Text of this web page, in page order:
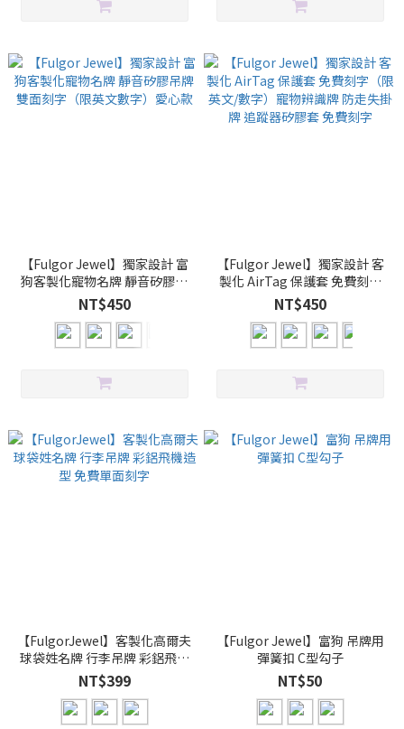
【Fulgor Jewel】獨家設計 富
狗客製化寵物名牌 靜音矽膠吊
牌 雙面刻字（限英文數字）愛
心款
NT$450
【Fulgor Jewel】獨家設計 客
製化 AirTag 保護套 免費刻字
（限英文/數字）寵物辨識牌 防
走失掛牌 追蹤器矽膠套 免費刻
字
NT$450
【FulgorJewel】客製化高爾夫
球袋姓名牌 行李吊牌 彩鋁飛機
造型 免費單面刻字
NT$399
【Fulgor Jewel】富狗 吊牌用
彈簧扣 C型勾子
NT$50